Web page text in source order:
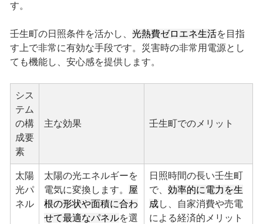
す。
壬生町の日照条件を活かし、 光熱費ゼロエネ生活を目指
す上で非常に有効な手段です。災害時の非常用電源とし
ても機能し、安心感を提供します。
シス
テム
の構
成要
素
主な効果 壬生町でのメリット
太陽
光パ
ネル
太陽の光エネルギーを
電気に変換します。 屋
根の形状や面積に合わ
せて最適なパネルを選
日照時間の長い壬生町
で、 効率的に電力を生
成し、自家消費や売電
による経済的メリット